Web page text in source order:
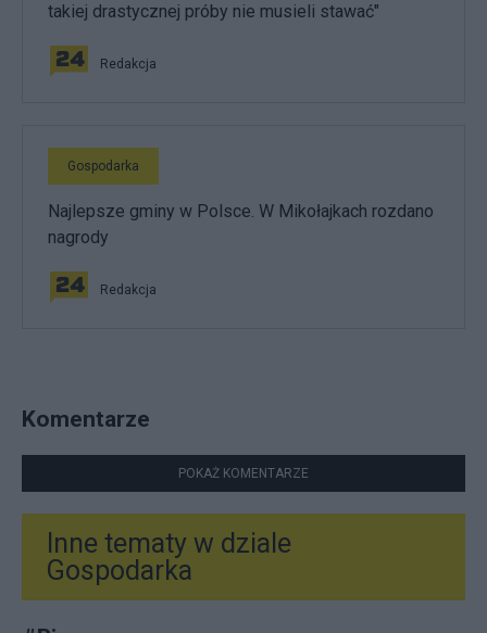
takiej drastycznej próby nie musieli stawać"
Redakcja
Gospodarka
Najlepsze gminy w Polsce. W Mikołajkach rozdano
nagrody
Redakcja
Komentarze
POKAŻ KOMENTARZE
Inne tematy w dziale
Gospodarka